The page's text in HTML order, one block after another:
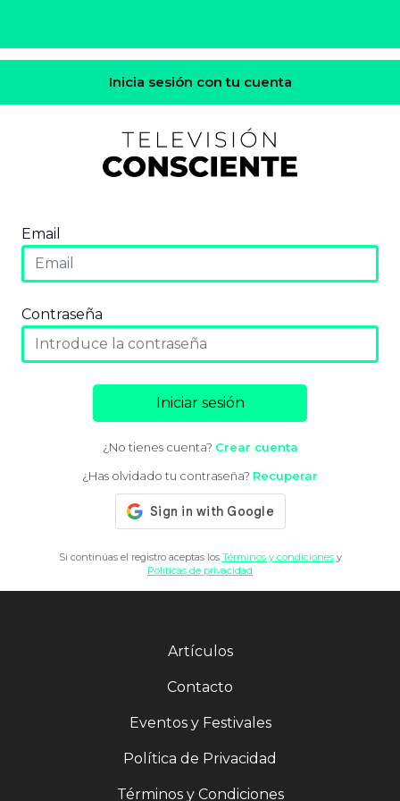
Inicia sesión con tu cuenta
Email
Contraseña
Iniciar sesión
¿No tienes cuenta? Crear cuenta
¿Has olvidado tu contraseña? Recuperar
Si continúas el registro aceptas los Términos y condicionesy
Políticas de privacidad
Artículos
Contacto
Eventos y Festivales
Política de Privacidad
Términos y Condiciones